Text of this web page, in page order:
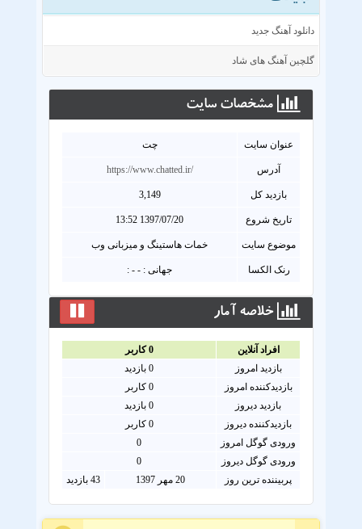
دانلود آهنگ جدید
گلچین آهنگ های شاد
مشخصات سايت
عنوان سايت چت
آدرس https://www.chatted.ir/
بازدید کل 3,149
تاریخ شروع 1397/07/20 13:52
موضوع سایت خمات هاستینگ و میزبانی وب
رنک الکسا جهانی : - - :
خلاصه آمار
افراد آنلاين 0کاربر
بازدید امروز
0بازدید
بازدیدکننده امروز
0 کاربر
بازدید دیروز
0 بازدید
بازدیدکننده دیروز
0 کاربر
ورودی گوگل امروز
0
ورودی گوگل دیروز
0
پربیننده ترین روز
20 مهر 1397 43 بازدید